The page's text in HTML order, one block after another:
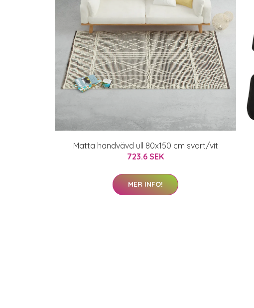
Matta handvävd ull 80x150 cm svart/vit
723.6 SEK
MER INFO!